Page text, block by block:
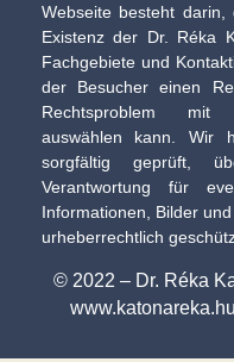
Webseite besteht
Existenz der Dr. Réka
Fachgebiete und
der Besucher einen
Rechtsproblem mit
auswählen kann. Wir
sorgfältig geprüft,
Verantwortung für
Informationen, Bilder
urheberrechtlich
© 2022 – Dr. Réka